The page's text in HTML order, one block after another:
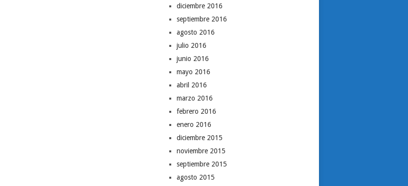
diciembre 2016
septiembre 2016
agosto 2016
julio 2016
junio 2016
mayo 2016
abril 2016
marzo 2016
febrero 2016
enero 2016
diciembre 2015
noviembre 2015
septiembre 2015
agosto 2015